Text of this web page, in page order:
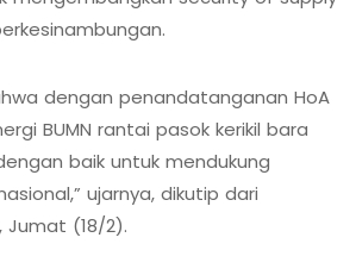
dengan penandatanganan HoA
BUMN rantai pasok kerikil bara
baik untuk mendukung
ujarnya, dikutip dari
Jumat (18/2).